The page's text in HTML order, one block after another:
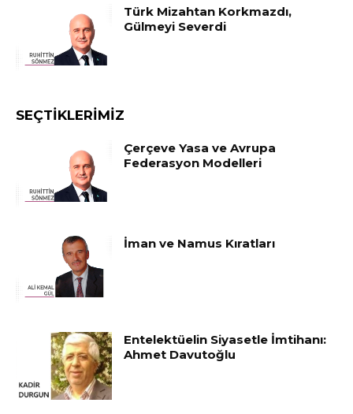
Türk Mizahtan Korkmazdı,
Gülmeyi Severdi
SEÇTIKLERIMIZ
Çerçeve Yasa ve Avrupa
Federasyon Modelleri
İman ve Namus Kıratları
Entelektüelin Siyasetle İmtihanı:
Ahmet Davutoğlu